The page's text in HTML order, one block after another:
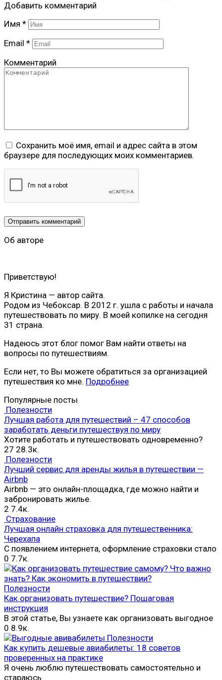
Добавить комментарий
Имя *
Email *
Комментарий
Сохранить моё имя, email и адрес сайта в этом
браузере для последующих моих комментариев.
Об авторе
Приветствую!
Я Кристина — автор сайта.
Родом из Чебоксар. В 2012 г. ушла с работы и начала
путешествовать по миру. В моей копилке на сегодня
31 страна.
Надеюсь этот блог помог Вам найти ответы на
вопросы по путешествиям.
Если нет, то Вы можете обратиться за организацией
путешествия ко мне. Подробнее
Популярные посты
Полезности
Лучшая работа для путешествий – 47 способов
заработать деньги путешествуя по миру
Хотите работать и путешествовать одновременно?
27 28.3к.
Полезности
Лучший сервис для аренды жилья в путешествии —
Airbnb
Airbnb — это онлайн-площадка, где можно найти и
забронировать жилье.
2 7.4к.
Страхование
Лучшая онлайн страховка для путешественника:
Черехапа
С появлением интернета, оформление страховки стало
0 7.7к.
Полезности
Как организовать путешествие? Пошаговая
инструкция
В этой статье, Вы узнаете как организовать выгодное
0 8.9к.
Полезности
Как купить дешевые авиабилеты: 18 советов
проверенных на практике
Я очень люблю путешествовать самостоятельно и
стараюсь